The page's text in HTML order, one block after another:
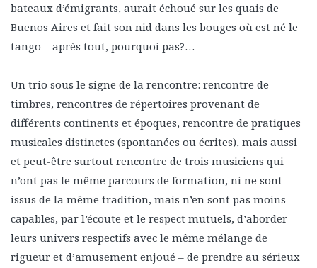
bateaux d’émigrants, aurait échoué sur les quais de
Buenos Aires et fait son nid dans les bouges où est né le
tango – après tout, pourquoi pas?…
Un trio sous le signe de la rencontre: rencontre de
timbres, rencontres de répertoires provenant de
différents continents et époques, rencontre de pratiques
musicales distinctes (spontanées ou écrites), mais aussi
et peut-être surtout rencontre de trois musiciens qui
n’ont pas le même parcours de formation, ni ne sont
issus de la même tradition, mais n’en sont pas moins
capables, par l’écoute et le respect mutuels, d’aborder
leurs univers respectifs avec le même mélange de
rigueur et d’amusement enjoué – de prendre au sérieux